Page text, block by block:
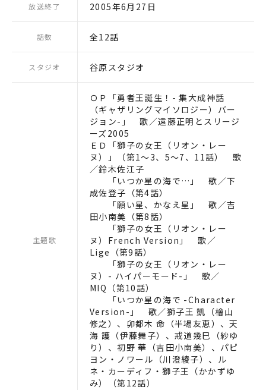
放送終了 2005年6月27日
話数 全12話
スタジオ 谷原スタジオ
主題歌
ＯＰ「勇者王誕生！- 集大成神話
（ギャザリングマイソロジー）バー
ジョン-」 歌／遠藤正明とスリージ
ーズ2005
ＥＤ「獅子の女王（リオン・レー
ヌ）」（第1～3、5～7、11話） 歌
／鈴木佐江子
「いつか星の海で…」 歌／下
成佐登子（第4話）
「願い星、かなえ星」 歌／吉
田小南美（第8話）
「獅子の女王（リオン・レー
ヌ）French Version」 歌／
Lige（第9話）
「獅子の女王（リオン・レー
ヌ）- ハイパーモード-」 歌／
MIQ（第10話）
「いつか星の海で -Character
Version-」 歌／獅子王 凱（檜山
修之）、卯都木 命（半場友恵）、天
海 護（伊藤舞子）、戒道幾巳（紗ゆ
り）、初野 華（吉田小南美）、パピ
ヨン・ノワール（川澄綾子）、ル
ネ・カーディフ・獅子王（かかずゆ
み）（第12話）